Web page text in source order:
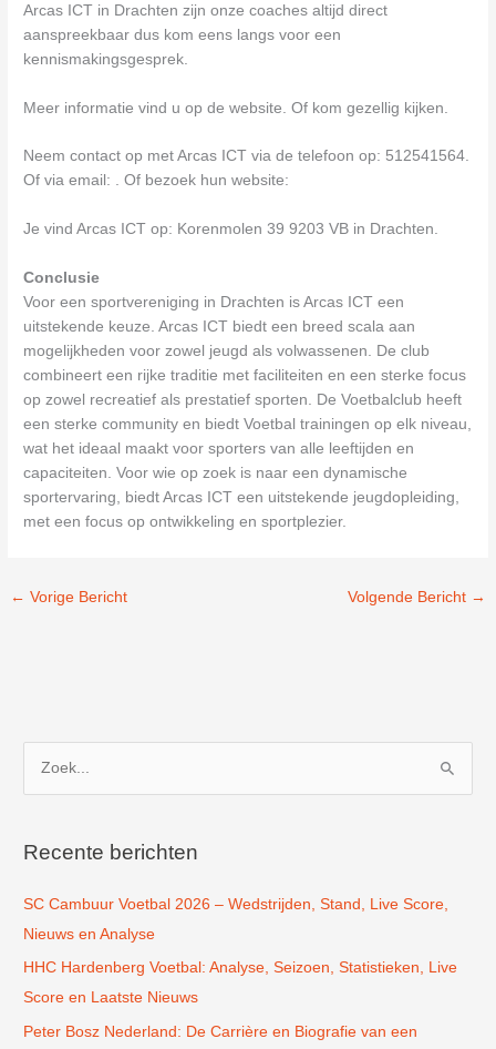
Arcas ICT in Drachten zijn onze coaches altijd direct
aanspreekbaar dus kom eens langs voor een
kennismakingsgesprek.
Meer informatie vind u op de website. Of kom gezellig kijken.
Neem contact op met Arcas ICT via de telefoon op: 512541564.
Of via email: . Of bezoek hun website:
Je vind Arcas ICT op: Korenmolen 39 9203 VB in Drachten.
Conclusie
Voor een sportvereniging in Drachten is Arcas ICT een
uitstekende keuze. Arcas ICT biedt een breed scala aan
mogelijkheden voor zowel jeugd als volwassenen. De club
combineert een rijke traditie met faciliteiten en een sterke focus
op zowel recreatief als prestatief sporten. De Voetbalclub heeft
een sterke community en biedt Voetbal trainingen op elk niveau,
wat het ideaal maakt voor sporters van alle leeftijden en
capaciteiten. Voor wie op zoek is naar een dynamische
sportervaring, biedt Arcas ICT een uitstekende jeugdopleiding,
met een focus op ontwikkeling en sportplezier.
← Vorige Bericht Volgende Bericht →
k
a
a
r
:
Recente berichten
SC Cambuur Voetbal 2026 – Wedstrijden, Stand, Live Score,
Nieuws en Analyse
HHC Hardenberg Voetbal: Analyse, Seizoen, Statistieken, Live
Score en Laatste Nieuws
Peter Bosz Nederland: De Carrière en Biografie van een